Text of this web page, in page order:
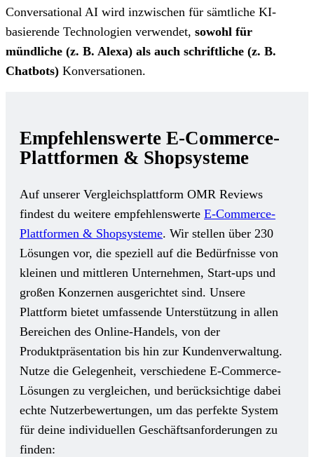
Conversational AI wird inzwischen für sämtliche KI-
basierende Technologien verwendet, sowohl für
mündliche (z. B. Alexa) als auch schriftliche (z. B.
Chatbots) Konversationen.
Empfehlenswerte E-Commerce-
Plattformen & Shopsysteme
Auf unserer Vergleichsplattform OMR Reviews
findest du weitere empfehlenswerte E-Commerce-
Plattformen & Shopsysteme. Wir stellen über 230
Lösungen vor, die speziell auf die Bedürfnisse von
kleinen und mittleren Unternehmen, Start-ups und
großen Konzernen ausgerichtet sind. Unsere
Plattform bietet umfassende Unterstützung in allen
Bereichen des Online-Handels, von der
Produktpräsentation bis hin zur Kundenverwaltung.
Nutze die Gelegenheit, verschiedene E-Commerce-
Lösungen zu vergleichen, und berücksichtige dabei
echte Nutzerbewertungen, um das perfekte System
für deine individuellen Geschäftsanforderungen zu
finden: